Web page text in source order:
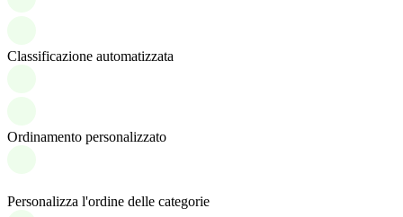
Classificazione automatizzata
Ordinamento personalizzato
Personalizza l'ordine delle categorie